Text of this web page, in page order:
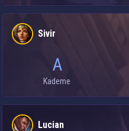
Sivir
A
Kademe
Lucian